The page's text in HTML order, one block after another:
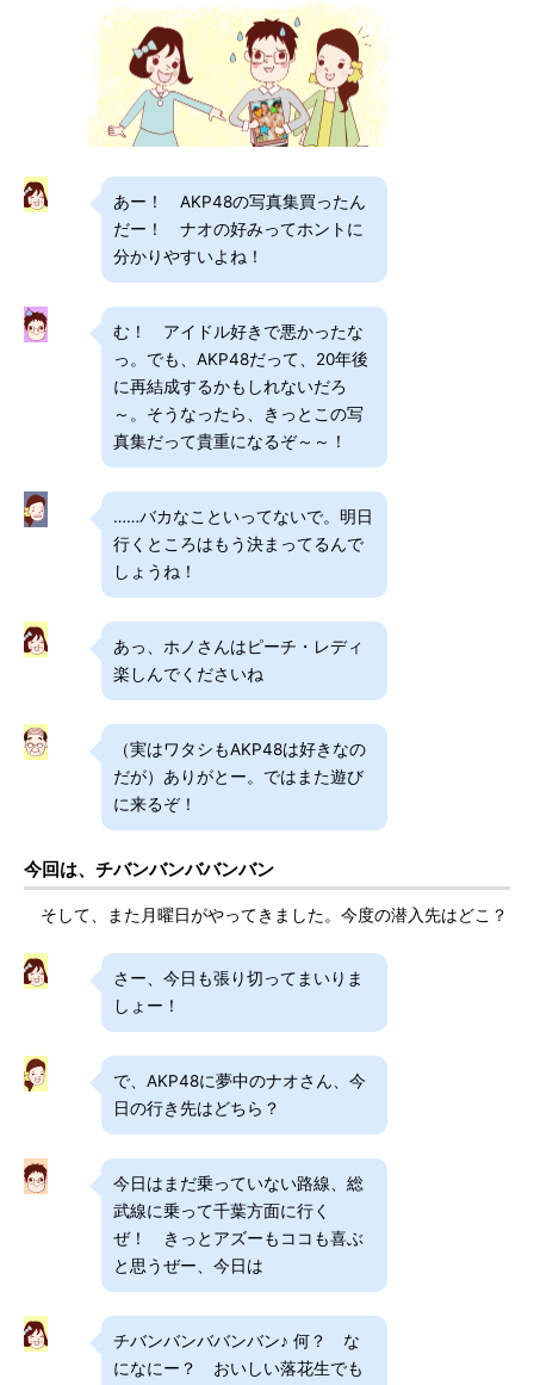
あー！ AKP48の写真集買ったん
だー！ ナオの好みってホントに
分かりやすいよね！
む！ アイドル好きで悪かったな
っ。でも、AKP48だって、20年後
に再結成するかもしれないだろ
～。そうなったら、きっとこの写
真集だって貴重になるぞ～～！
……バカなこといってないで。明日
行くところはもう決まってるんで
しょうね！
あっ、ホノさんはピーチ・レディ
楽しんでくださいね
（実はワタシもAKP48は好きなの
だが）ありがとー。ではまた遊び
に来るぞ！
今回は、チバンバンババンバン
そして、また月曜日がやってきました。今度の潜入先はどこ？
さー、今日も張り切ってまいりま
しょー！
で、AKP48に夢中のナオさん、今
日の行き先はどちら？
今日はまだ乗っていない路線、総
武線に乗って千葉方面に行く
ぜ！ きっとアズーもココも喜ぶ
と思うぜー、今日は
チバンバンババンバン♪ 何？ な
になにー？ おいしい落花生でも